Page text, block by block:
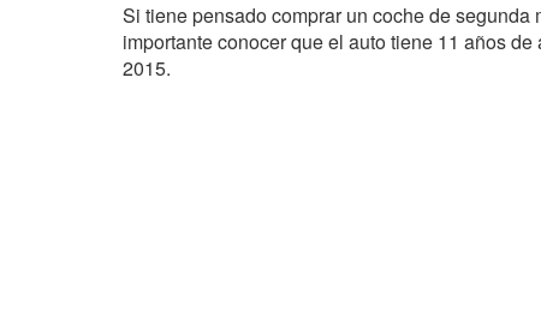
Si tiene pensado comprar un coche de segunda
importante conocer que el auto tiene 11 años
2015.